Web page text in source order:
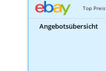
Top Preis
Angebotsübersicht